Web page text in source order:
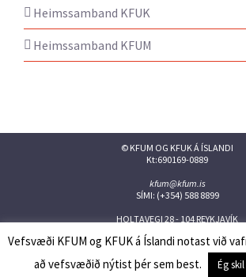
Heimssamband KFUK
Heimssamband KFUM
© KFUM OG KFUK Á ÍSLANDI
Kt:690169-0889
kfum@kfum.is
SÍMI: (+354) 588 8899
HOLTAVEGI 28 - 104 REYKJAVÍK
Facebook
TwitterInstagram
Flickr YouTube
Issuu
Vefsvæði KFUM og KFUK á Íslandi notast við
að vefsvæðið nýtist þér sem best.
Ég skil